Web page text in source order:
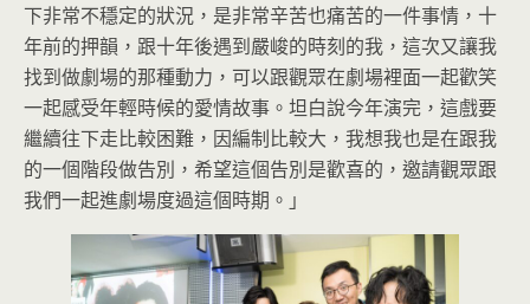
下非常不穩定的狀況，是非常辛苦也痛苦的一件事情，十
年前的押韻，跟十年後遇到嚴峻的時刻的我，這次又讓我
找到做劇場的那種動力，可以跟觀眾在劇場裡面一起歡笑
一起感受年輕時候的愛情故事。坦白說今年演完，這戲要
繼續往下走比較困難，因編制比較大，我想我也是在跟我
的一個階段做告別，希望這個告別是歡喜的，邀請觀眾跟
我們一起進劇場度過這個時期。」